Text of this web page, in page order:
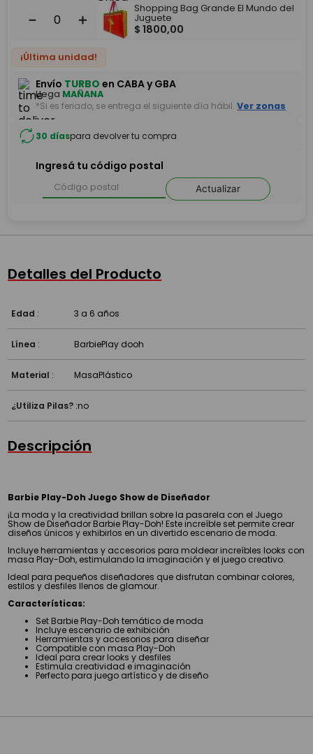
＋
－
Shopping Bag Grande El Mundo del
Juguete
$ 1800,00
¡Última unidad!
Envío TURBO en CABA y GBA
Llega MAÑANA
*Si es feriado, se entrega el siguiente día hábil. Ver zonas
30 díaspara devolver tu compra
Ingresá tu código postal
Actualizar
Detalles del Producto
Edad : 3 a 6 años
Línea : BarbiePlay dooh
Material : MasaPlástico
¿Utiliza Pilas? :no
Descripción
Barbie Play-Doh Juego Show de Diseñador
¡La moda y la creatividad brillan sobre la pasarela con el Juego
Show de Diseñador Barbie Play-Doh! Este increíble set permite crear
diseños únicos y exhibirlos en un divertido escenario de moda.
Incluye herramientas y accesorios para moldear increíbles looks con
masa Play-Doh, estimulando la imaginación y el juego creativo.
Ideal para pequeños diseñadores que disfrutan combinar colores,
estilos y desfiles llenos de glamour.
Características:
Set Barbie Play-Doh temático de moda
Incluye escenario de exhibición
Herramientas y accesorios para diseñar
Compatible con masa Play-Doh
Ideal para crear looks y desfiles
Estimula creatividad e imaginación
Perfecto para juego artístico y de diseño